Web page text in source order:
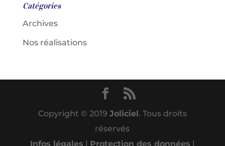
Catégories
Archives
Nos réalisations
Copyright © 2019 Joliciel. Tous droits
réservés
Infos légales | Protection des données |